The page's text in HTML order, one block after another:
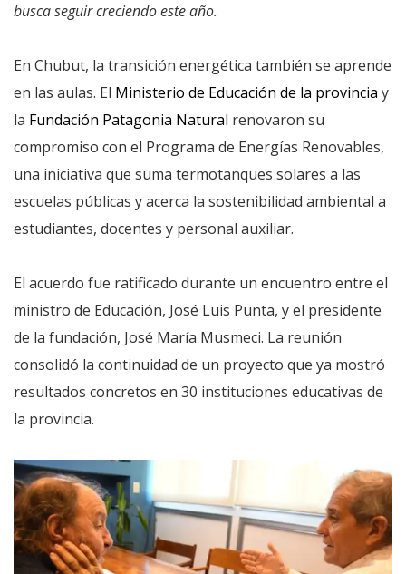
busca seguir creciendo este año.
En Chubut, la transición energética también se aprende
en las aulas. El Ministerio de Educación de la provincia y
la Fundación Patagonia Natural renovaron su
compromiso con el Programa de Energías Renovables,
una iniciativa que suma termotanques solares a las
escuelas públicas y acerca la sostenibilidad ambiental a
estudiantes, docentes y personal auxiliar.
El acuerdo fue ratificado durante un encuentro entre el
ministro de Educación, José Luis Punta, y el presidente
de la fundación, José María Musmeci. La reunión
consolidó la continuidad de un proyecto que ya mostró
resultados concretos en 30 instituciones educativas de
la provincia.